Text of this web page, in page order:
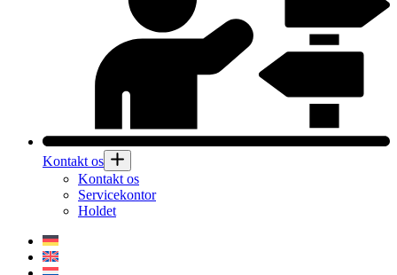
Kontakt os
Kontakt os
Servicekontor
Holdet